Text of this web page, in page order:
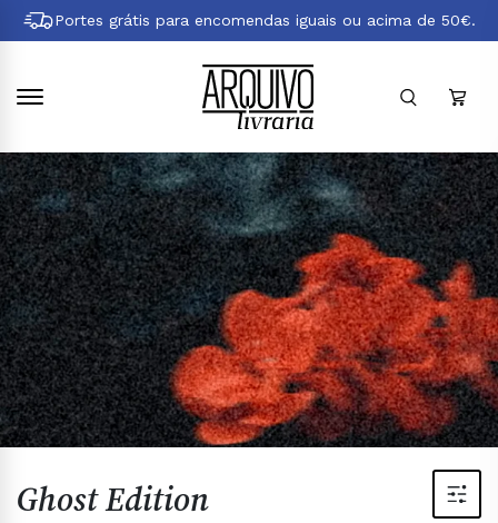
Pular
para
principal
Portes grátis para encomendas iguais ou acima de 50€.
Ghost Edition